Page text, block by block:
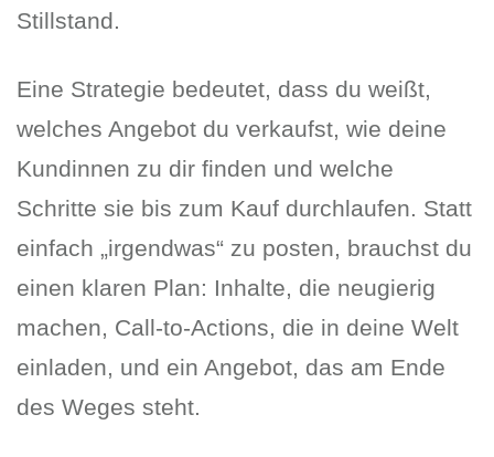
Stillstand.
Eine Strategie bedeutet, dass du weißt,
welches Angebot du verkaufst, wie deine
Kundinnen zu dir finden und welche
Schritte sie bis zum Kauf durchlaufen. Statt
einfach „irgendwas“ zu posten, brauchst du
einen klaren Plan: Inhalte, die neugierig
machen, Call-to-Actions, die in deine Welt
einladen, und ein Angebot, das am Ende
des Weges steht.